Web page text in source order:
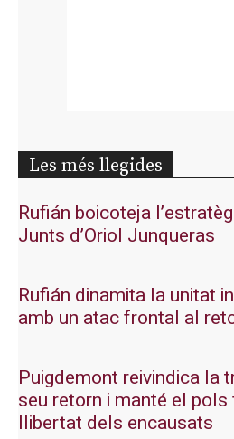
Les més llegides
Rufián boicoteja
Junts d’Oriol Junqueras
Rufián dinamita la unitat
amb un atac frontal al
Puigdemont reivindica la
seu retorn i manté el
llibertat dels encausats